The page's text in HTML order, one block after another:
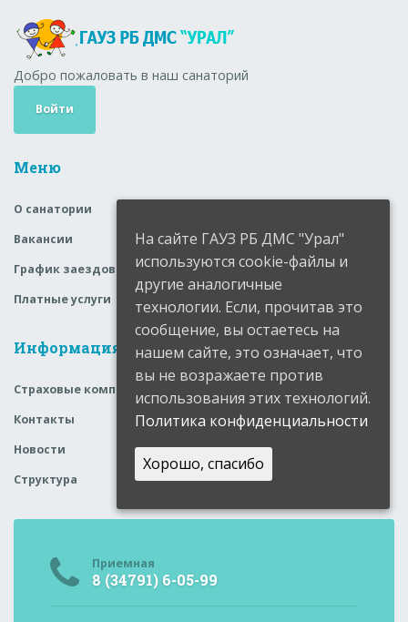
Добро пожаловать в наш санаторий
Войти
Меню
О санатории
Вакансии
График заездов
Платные услуги
Информация
Страховые компании
Контакты
Новости
Структура
Приемная
8 (34791) 6-05-99
На сайте ГАУЗ РБ ДМС "Урал"
используются cookie-файлы и
другие аналогичные
технологии. Если, прочитав это
сообщение, вы остаетесь на
нашем сайте, это означает, что
вы не возражаете против
использования этих технологий.
Политика конфиденциальности
Хорошо, спасибо